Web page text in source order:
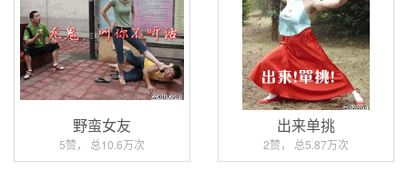
野蛮女友
5赞， 总10.6万次
出来单挑
2赞， 总5.87万次